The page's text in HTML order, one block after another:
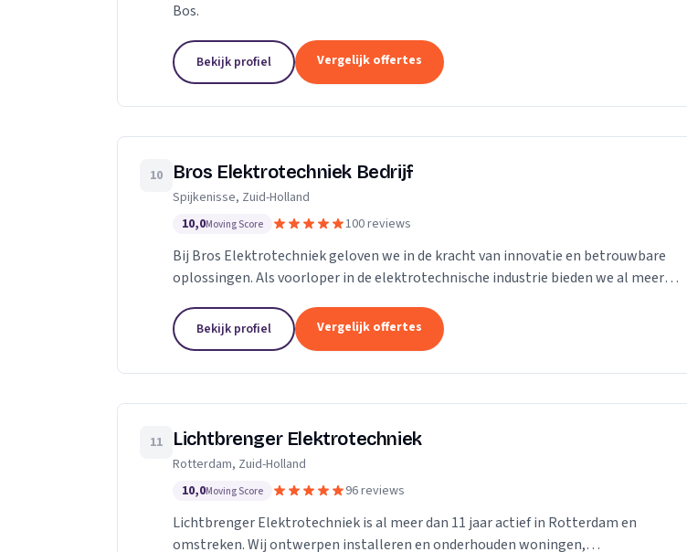
Bos.
Bekijk profiel Vergelijk offertes
10 Bros Elektrotechniek Bedrijf
Spijkenisse, Zuid-Holland
10,0Moving Score 100 reviews
Bij Bros Elektrotechniek geloven we in de kracht van innovatie en betrouwbare
oplossingen. Als voorloper in de elektrotechnische industrie bieden we al meer
Bekijk profiel Vergelijk offertes
11 Lichtbrenger Elektrotechniek
Rotterdam, Zuid-Holland
10,0Moving Score 96 reviews
Lichtbrenger Elektrotechniek is al meer dan 11 jaar actief in Rotterdam en
omstreken. Wij ontwerpen installeren en onderhouden woningen,